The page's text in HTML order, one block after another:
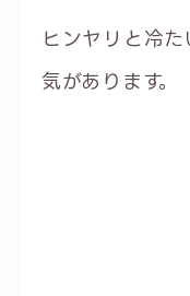
ヒンヤリと冷
気があります。